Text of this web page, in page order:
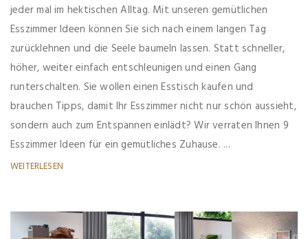
jeder mal im hektischen Alltag. Mit unseren gemütlichen
Esszimmer Ideen können Sie sich nach einem langen Tag
zurücklehnen und die Seele baumeln lassen. Statt schneller,
höher, weiter einfach entschleunigen und einen Gang
runterschalten. Sie wollen einen Esstisch kaufen und
brauchen Tipps, damit Ihr Esszimmer nicht nur schön aussieht,
sondern auch zum Entspannen einlädt? Wir verraten Ihnen 9
Esszimmer Ideen für ein gemütliches Zuhause. ...
WEITERLESEN